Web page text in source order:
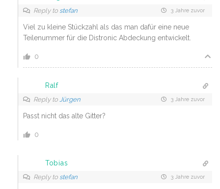
Reply to stefan 3 Jahre zuvor
Viel zu kleine Stückzahl als das man dafür eine neue
Teilenummer für die Distronic Abdeckung entwickelt.
0
Ralf
Reply to Jürgen 3 Jahre zuvor
Passt nicht das alte Gitter?
0
Tobias
Reply to stefan 3 Jahre zuvor